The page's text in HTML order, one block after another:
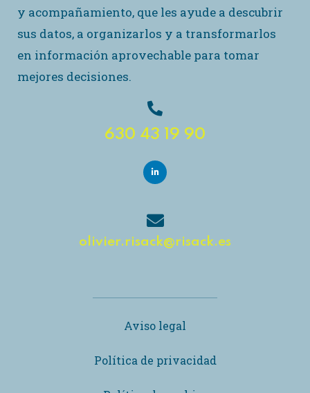
y acompañamiento, que les ayude a descubrir
sus datos, a organizarlos y a transformarlos
en información aprovechable para tomar
mejores decisiones.
630 43 19 90
olivier.risack@risack.es
Aviso legal
Política de privacidad